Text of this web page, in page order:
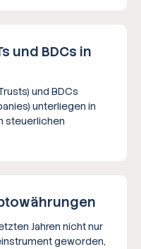
und BDCs in
und BDCs
unterliegen in
steuerlichen
Jahren nicht nur
geworden,